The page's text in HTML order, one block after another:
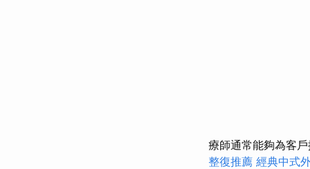
療師通常能夠為客
整復推薦 經典中式